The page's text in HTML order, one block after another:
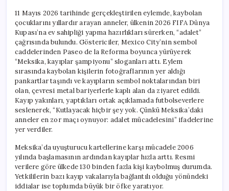
11 Mayıs 2026 tarihinde gerçekleştirilen eylemde, kaybolan
çocuklarını yıllardır arayan anneler, ülkenin 2026 FIFA Dünya
Kupası’na ev sahipliği yapma hazırlıkları sürerken, “adalet”
çağrısında bulundu. Göstericiler, Mexico City’nin sembol
caddelerinden Paseo de la Reforma boyunca yürüyerek
“Meksika, kayıplar şampiyonu” sloganları attı. Eylem
sırasında kaybolan kişilerin fotoğraflarının yer aldığı
pankartlar taşındı ve kayıpların sembol noktalarından biri
olan, çevresi metal bariyerlerle kaplı alan da ziyaret edildi.
Kayıp yakınları, yaptıkları ortak açıklamada futbolseverlere
seslenerek, “Kutlayacak hiçbir şey yok. Çünkü Meksika’daki
anneler en zor maçı oynuyor: adalet mücadelesini” ifadelerine
yer verdiler.
Meksika’da uyuşturucu kartellerine karşı mücadele 2006
yılında başlamasının ardından kayıplar hızla arttı. Resmi
verilere göre ülkede 130 binden fazla kişi kaybolmuş durumda.
Yetkililerin bazı kayıp vakalarıyla bağlantılı olduğu yönündeki
iddialar ise toplumda büyük bir öfke yaratıyor.